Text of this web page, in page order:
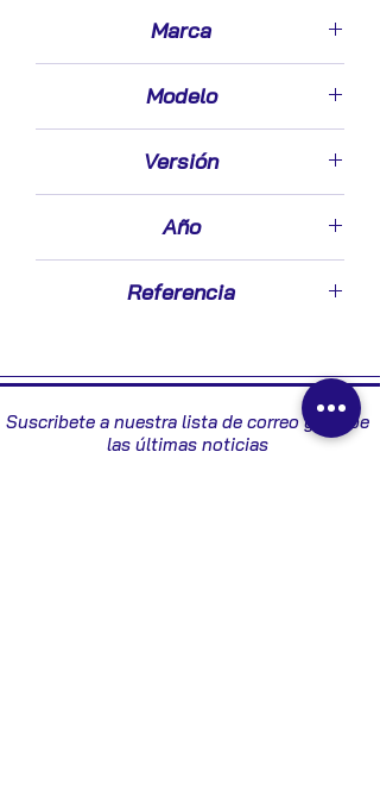
Marca
Modelo
Versión
Año
Referencia
Suscribete a nuestra lista de correo y recibe
las últimas noticias